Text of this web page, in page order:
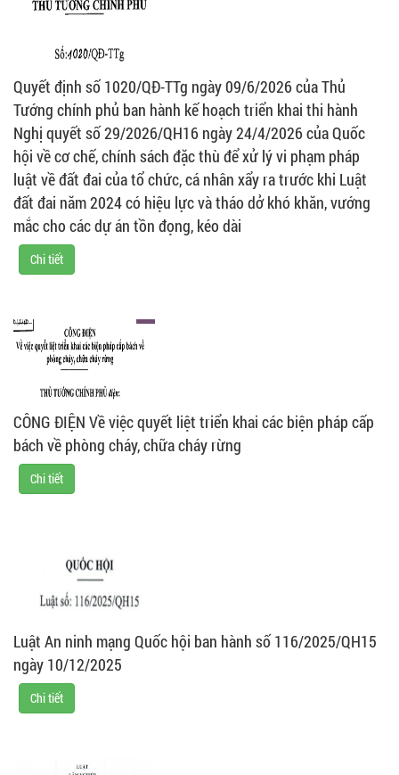
Quyết định số 1020/QĐ-TTg ngày 09/6/2026 của Thủ
Tướng chính phủ ban hành kế hoạch triển khai thi hành
Nghị quyết số 29/2026/QH16 ngày 24/4/2026 của Quốc
hội về cơ chế, chính sách đặc thù để xử lý vi phạm pháp
luật về đất đai của tổ chức, cá nhân xẩy ra trước khi Luật
đất đai năm 2024 có hiệu lực và tháo dở khó khăn, vướng
mắc cho các dự án tồn đọng, kéo dài
Chi tiết
CÔNG ĐIỆN Về việc quyết liệt triển khai các biện pháp cấp
bách về phòng cháy, chữa cháy rừng
Chi tiết
Luật An ninh mạng Quốc hội ban hành số 116/2025/QH15
ngày 10/12/2025
Chi tiết